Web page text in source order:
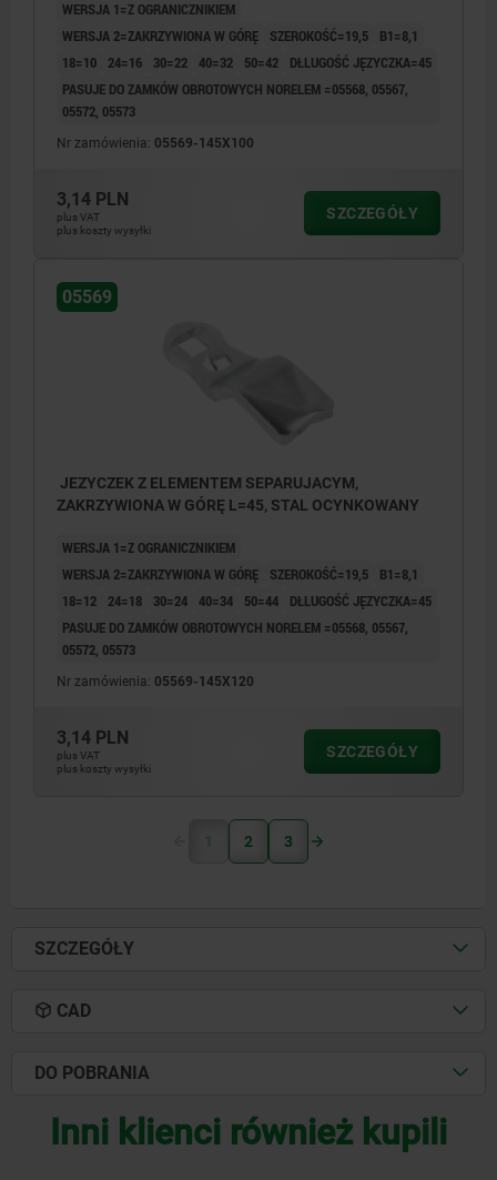
WERSJA 1=Z OGRANICZNIKIEM
WERSJA 2=ZAKRZYWIONA W GÓRĘ
SZEROKOŚĆ=19,5
B1=8,1
18=10
24=16 30=22 40=32 50=42
DŁLUGOŚĆ JĘZYCZKA=45
PASUJE DO ZAMKÓW OBROTOWYCH NORELEM =05568, 05567,
05572, 05573
Nr zamówienia: 05569-145X100
3,14 PLN
plus VAT
plus koszty wysyłki
SZCZEGÓŁY
05569
JEZYCZEK Z ELEMENTEM SEPARUJACYM,
ZAKRZYWIONA W GÓRĘ L=45, STAL OCYNKOWANY
WERSJA 1=Z OGRANICZNIKIEM
WERSJA 2=ZAKRZYWIONA W GÓRĘ
SZEROKOŚĆ=19,5
B1=8,1
18=12
24=18 30=24 40=34 50=44
DŁLUGOŚĆ JĘZYCZKA=45
PASUJE DO ZAMKÓW OBROTOWYCH NORELEM =05568, 05567,
05572, 05573
Nr zamówienia: 05569-145X120
3,14 PLN
plus VAT
plus koszty wysyłki
SZCZEGÓŁY
1 2 3
SZCZEGÓŁY
CAD
DO POBRANIA
Inni klienci również kupili